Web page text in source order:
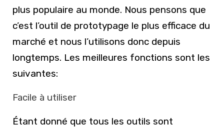
plus populaire au monde. Nous pensons que
c’est l’outil de prototypage le plus efficace du
marché et nous l’utilisons donc depuis
longtemps. Les meilleures fonctions sont les
suivantes:
Facile à utiliser
Étant donné que tous les outils sont